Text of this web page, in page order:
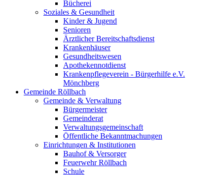
Bücherei
Soziales & Gesundheit
Kinder & Jugend
Senioren
Ärztlicher Bereitschaftsdienst
Krankenhäuser
Gesundheitswesen
Apothekennotdienst
Krankenpflegeverein - Bürgerhilfe e.V.
Mönchberg
Gemeinde Röllbach
Gemeinde & Verwaltung
Bürgermeister
Gemeinderat
Verwaltungsgemeinschaft
Öffentliche Bekanntmachungen
Einrichtungen & Institutionen
Bauhof & Versorger
Feuerwehr Röllbach
Schule